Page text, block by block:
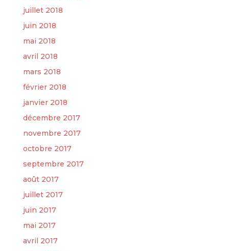
juillet 2018
juin 2018
mai 2018
avril 2018
mars 2018
février 2018
janvier 2018
décembre 2017
novembre 2017
octobre 2017
septembre 2017
août 2017
juillet 2017
juin 2017
mai 2017
avril 2017